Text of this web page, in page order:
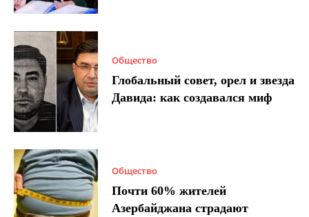
Общество
Глобальный совет, орел и звезда
Давида: как создавался миф
Общество
Почти 60% жителей
Азербайджана страдают